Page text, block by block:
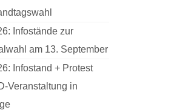
Infostände zur
am 13. September
Infostand + Protest
Veranstaltung in